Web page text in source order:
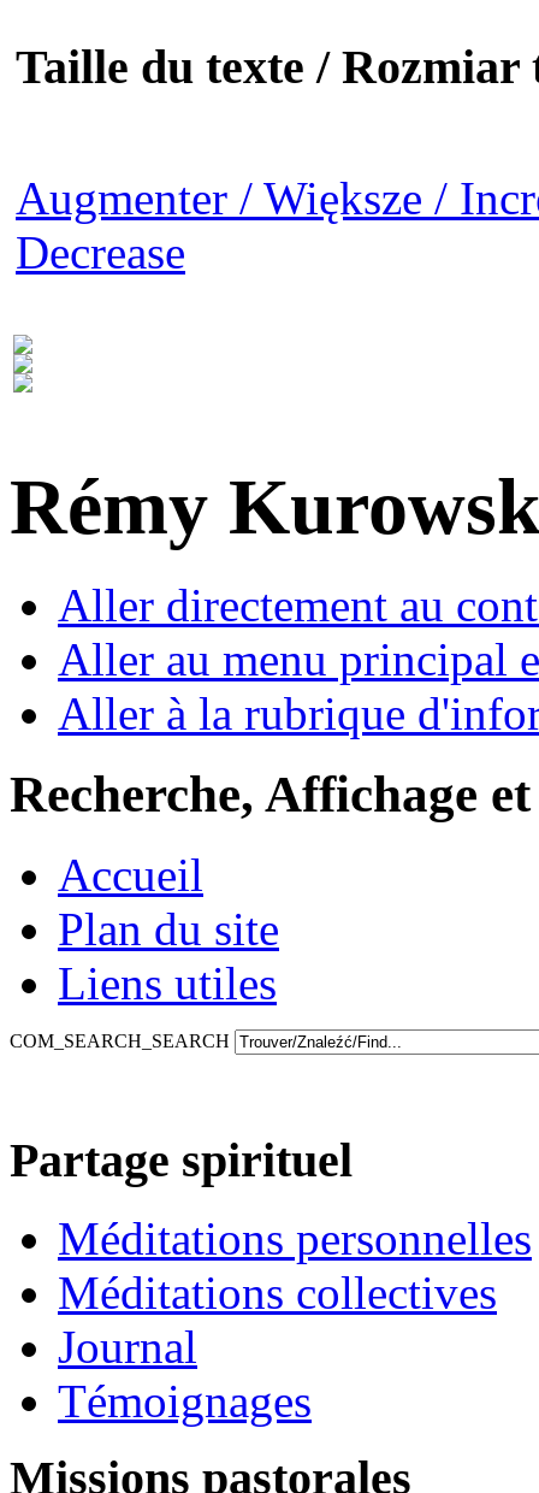
Taille du texte / Rozmiar
Augmenter / Większe /
Decrease
Rémy
Aller directement au
Aller au menu principal
Aller à la rubrique
Recherche, Affichage
Accueil
Plan du site
Liens utiles
COM_SEARCH_SEARCH
Partage spirituel
Méditations personnelles
Méditations collectives
Journal
Témoignages
Missions pastorales